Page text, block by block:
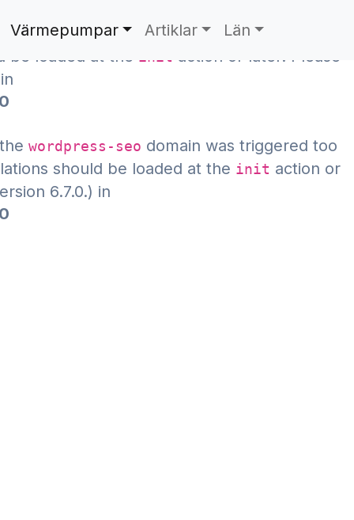
theacfdomain was triggered too early. This is
be loaded at the init action or later. Please
wordpress-seo domain was triggered too
should be loaded at the init action or
6.7.0.) in
Värmepumpar Artiklar Län